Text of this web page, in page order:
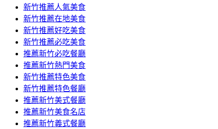
新竹推薦人氣美食
新竹推薦在地美食
新竹推薦好吃美食
新竹推薦必吃美食
推薦新竹必吃餐廳
推薦新竹熱門美食
新竹推薦特色美食
新竹推薦特色餐廳
推薦新竹美式餐廳
推薦新竹美食名店
推薦新竹義式餐廳